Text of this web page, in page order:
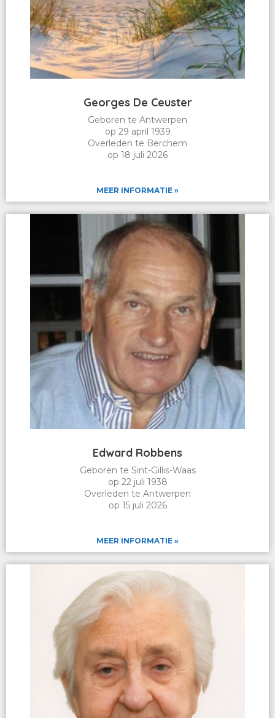
Georges De Ceuster
Geboren te Antwerpen
op 29 april 1939
Overleden te Berchem
op 18 juli 2026
MEER INFORMATIE »
Edward Robbens
Geboren te Sint-Gillis-Waas
op 22 juli 1938
Overleden te Antwerpen
op 15 juli 2026
MEER INFORMATIE »